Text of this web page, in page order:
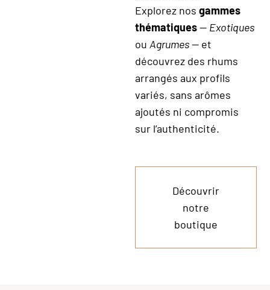
Explorez nos gammes
thématiques— Exotiques
ou Agrumes— et
découvrez des rhums
arrangés aux profils
variés, sans arômes
ajoutés ni compromis
sur l’authenticité.
Découvrir
notre
boutique